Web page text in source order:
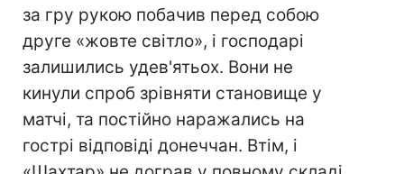
за гру рукою побачив перед собою
друге «жовте світло», і господарі
залишились удев'ятьох. Вони не
кинули спроб зрівняти становище у
матчі, та постійно наражались на
гострі відповіді донеччан. Втім, і